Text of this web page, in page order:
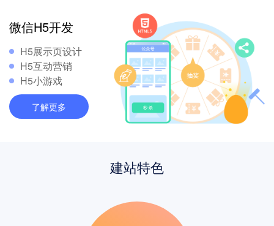
微信H5开发
H5展示页设计
H5互动营销
H5小游戏
了解更多
建站特色